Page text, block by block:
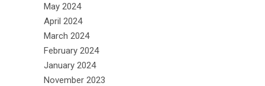
May 2024
April 2024
March 2024
February 2024
January 2024
November 2023